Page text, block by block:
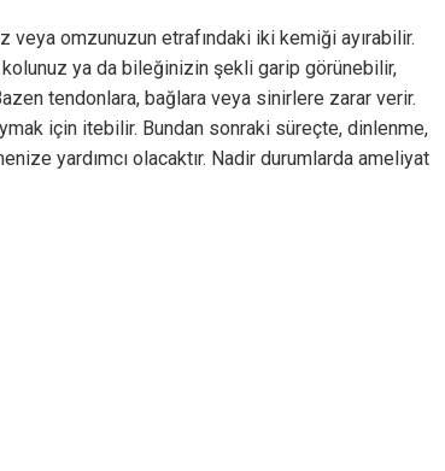
omzunuzun etrafındaki iki kemiği ayırabilir.
ya da bileğinizin şekli garip görünebilir,
tendonlara, bağlara veya sinirlere zarar verir.
için itebilir. Bundan sonraki süreçte, dinlenme,
yardımcı olacaktır. Nadir durumlarda ameliyat